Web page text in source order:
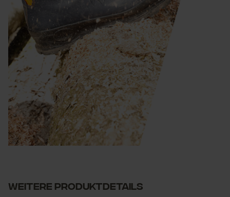
Weitere PRODUKTDETAILS